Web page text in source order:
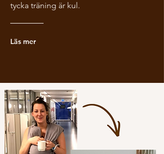
tycka träning är kul.
Läs mer